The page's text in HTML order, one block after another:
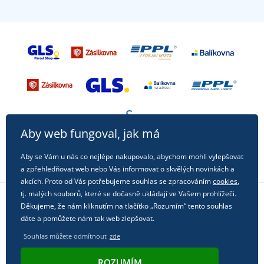
Sledujte nás na sociálních sítích
Aby web fungoval, jak má
Aby se Vám u nás co nejlépe nakupovalo, abychom mohli vylepšovat
a zpřehledňovat web nebo Vás informovat o skvělých novinkách a
akcích. Proto od Vás potřebujeme souhlas se zpracovánímcookies,
tj. malých souborů, které se dočasně ukládají ve Vašem prohlížeči.
Děkujeme, že nám kliknutím na tlačítko „Rozumím“ tento souhlas
dáte a pomůžete nám tak web zlepšovat.
Souhlas můžete odmítnout zde